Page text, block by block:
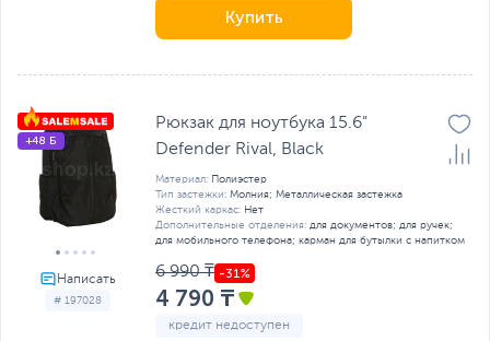
Купить
# 197028
+48 Б
Рюкзак для ноутбука 15.6"
Defender Rival, Black
Материал: Полиэстер
Тип застежки: Молния; Металлическая застежка
Жесткий каркас: Нет
Дополнительные отделения: для документов; для ручек;
для мобильного телефона; карман для бутылки с напитком
6 990 ₸
4 790 ₸
кредит недоступен